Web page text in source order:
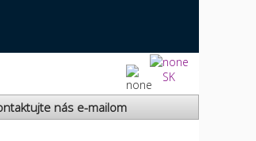
SK
nás e-mailom